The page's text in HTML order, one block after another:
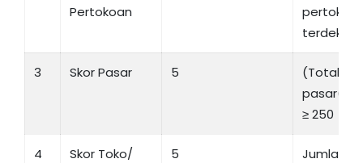
Pertokoan
terdekat
3 Skor Pasar 5
(Total
≥ 250
4
Skor Toko/
5
Jumlah